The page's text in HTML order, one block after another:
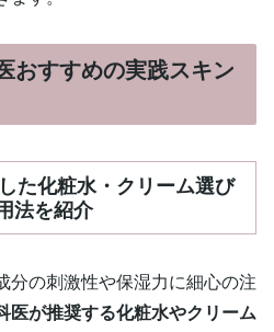
おすすめの実践スキン
た化粧水・クリーム選び
法を紹介
分の刺激性や保湿力に細心の注
医が推奨する化粧水やクリーム